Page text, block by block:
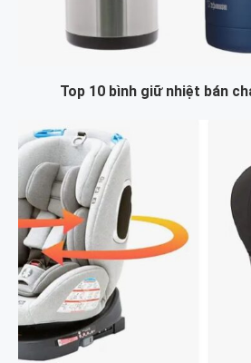
Top 10 bình giữ nhiệt bán